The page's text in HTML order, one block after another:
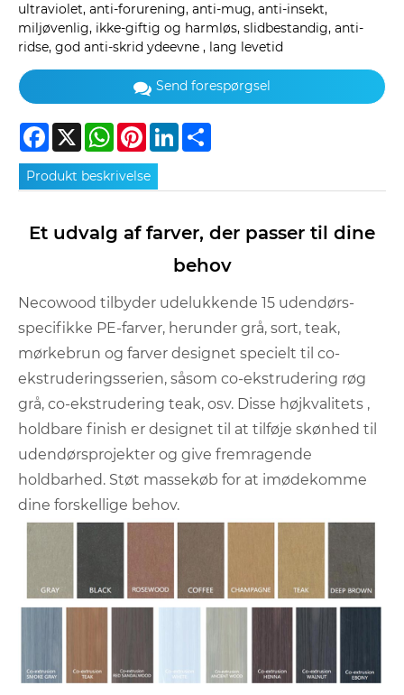
ultraviolet, anti-forurening, anti-mug, anti-insekt,
miljøvenlig, ikke-giftig og harmløs, slidbestandig, anti-
ridse, god anti-skrid ydeevne , lang levetid
Send forespørgsel
Facebook
X WhatsAppPinterestLinkedIn
Produkt beskrivelse
Et udvalg af farver, der passer til dine
behov
Necowood tilbyder udelukkende 15 udendørs-
specifikke PE-farver, herunder grå, sort, teak,
mørkebrun og farver designet specielt til co-
ekstruderingsserien, såsom co-ekstrudering røg
grå, co-ekstrudering teak, osv. Disse højkvalitets ,
holdbare finish er designet til at tilføje skønhed til
udendørsprojekter og give fremragende
holdbarhed. Støt massekøb for at imødekomme
dine forskellige behov.